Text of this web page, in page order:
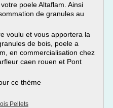
poele Altaflam. Ainsi
de granules au
voulu et vous apportera la
de bois, poele a
en commercialisation chez
caen rouen et Pont
ce thème
Pellets